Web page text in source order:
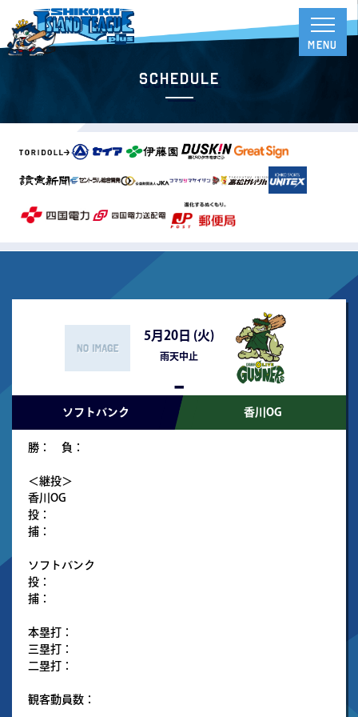
Schedule
5月20日 (火)
雨天中止
-
ソフトバンク 香川OG
勝： 負：
＜継投＞
香川OG
投：
捕：
ソフトバンク
投：
捕：
本塁打：
三塁打：
二塁打：
観客動員数：